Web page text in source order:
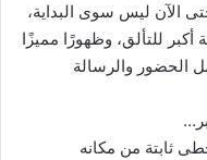
الآن ليس سوى البداية،
للتألق، وظهورًا مميزًا
الحضور والرسالة
ثابتة من مكانه